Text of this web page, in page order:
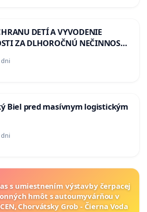
DETÍ A VYVODENIE
ZA DLHOROČNÚ NEČINNOSŤ
dni
Biel pred masívnym logistickým
dni
s umiestnením výstavby čerpacej
hmôt s autoumyvárňou v
Chorvátsky Grob - Čierna Voda